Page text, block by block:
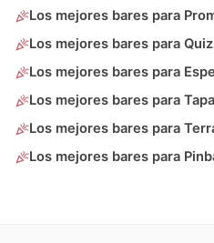
Los mejores bares para
Los mejores bares para
Los mejores bares para
Los mejores bares para
Los mejores bares para
Los mejores bares para